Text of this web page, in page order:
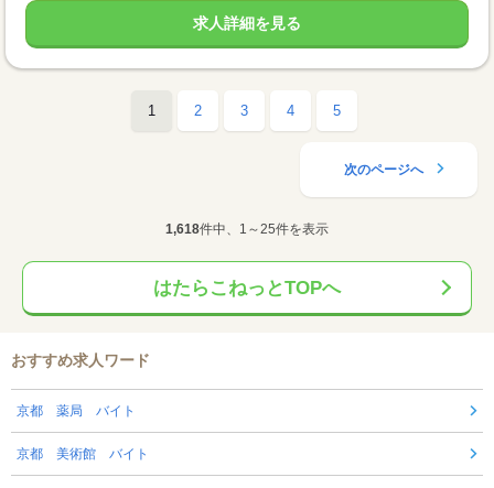
求人詳細を見る
1 2 3 4 5
次のページへ
1,618件中、1～25件を表示
はたらこねっとTOPへ
おすすめ求人ワード
京都 薬局 バイト
京都 美術館 バイト